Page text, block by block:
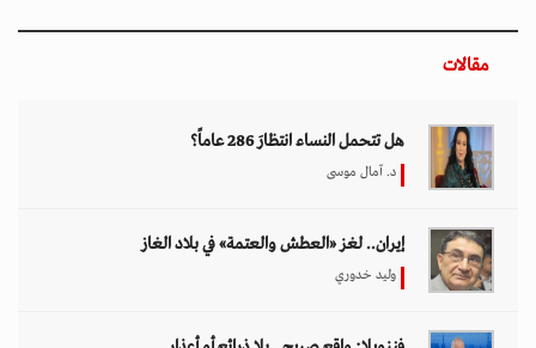
مقالات
هل تتحمل النساء انتظارَ 286 عاماً؟
د. آمال موسى
إيران.. لغز «العطش والعتمة» في بلاد الغاز
وليد خدوري